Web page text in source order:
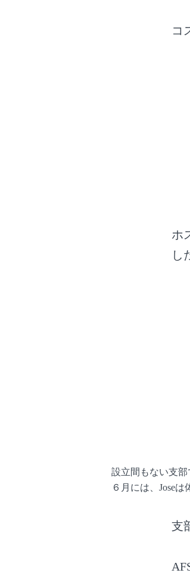
コ
ホ
し
設立間もない支部
６月には、Jose
支